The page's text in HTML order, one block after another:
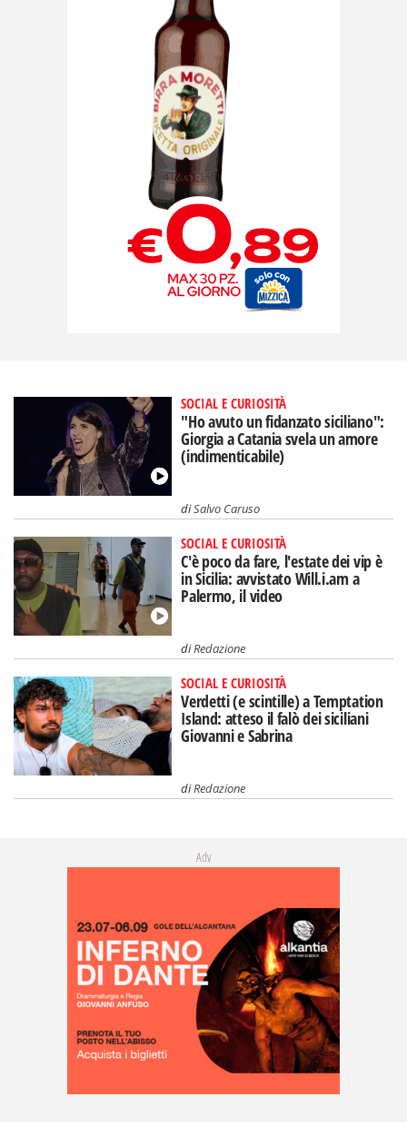
SOCIAL E CURIOSITÀ
"Ho avuto un fidanzato siciliano":
Giorgia a Catania svela un amore
(indimenticabile)
diSalvo Caruso
SOCIAL E CURIOSITÀ
C'è poco da fare, l'estate dei vip è
in Sicilia: avvistato Will.i.am a
Palermo, il video
diRedazione
SOCIAL E CURIOSITÀ
Verdetti (e scintille) a Temptation
Island: atteso il falò dei siciliani
Giovanni e Sabrina
diRedazione
Adv